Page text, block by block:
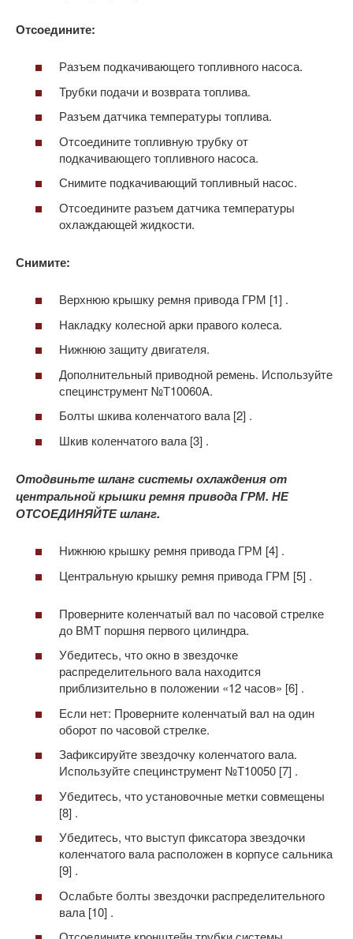
Отсоедините:
Разъем подкачивающего топливного насоса.
Трубки подачи и возврата топлива.
Разъем датчика температуры топлива.
Отсоедините топливную трубку от
подкачивающего топливного насоса.
Снимите подкачивающий топливный насос.
Отсоедините разъем датчика температуры
охлаждающей жидкости.
Снимите:
Верхнюю крышку ремня привода ГРМ [1] .
Накладку колесной арки правого колеса.
Нижнюю защиту двигателя.
Дополнительный приводной ремень. Используйте
специнструмент №Т10060A.
Болты шкива коленчатого вала [2] .
Шкив коленчатого вала [3] .
Отодвиньте шланг системы охлаждения от
центральной крышки ремня привода ГРМ. НЕ
ОТСОЕДИНЯЙТЕ шланг.
Нижнюю крышку ремня привода ГРМ [4] .
Центральную крышку ремня привода ГРМ [5] .
Проверните коленчатый вал по часовой стрелке
до ВМТ поршня первого цилиндра.
Убедитесь, что окно в звездочке
распределительного вала находится
приблизительно в положении «12 часов» [6] .
Если нет: Проверните коленчатый вал на один
оборот по часовой стрелке.
Зафиксируйте звездочку коленчатого вала.
Используйте специнструмент №Т10050 [7] .
Убедитесь, что установочные метки совмещены
[8] .
Убедитесь, что выступ фиксатора звездочки
коленчатого вала расположен в корпусе сальника
[9] .
Ослабьте болты звездочки распределительного
вала [10] .